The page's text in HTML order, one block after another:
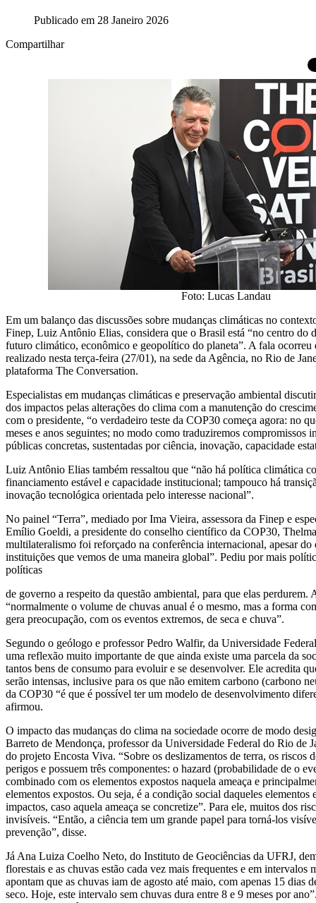
Publicado em 28 Janeiro 2026
Compartilhar
Foto: Lucas Landau
Em um balanço das discussões sobre mudanças climáticas no
Finep, Luiz Antônio Elias, considera que o Brasil está “no centro do
futuro climático, econômico e geopolítico do planeta”. A fala ocorreu
realizado nesta terça-feira (27/01), na sede da Agência, no Rio de
plataforma The Conversation.
Especialistas em mudanças climáticas e preservação ambiental
dos impactos pelas alterações do clima com a manutenção do
com o presidente, “o verdadeiro teste da COP30 começa agora: no
meses e anos seguintes; no modo como traduziremos compromissos
públicas concretas, sustentadas por ciência, inovação, capacidade
Luiz Antônio Elias também ressaltou que “não há política climática
financiamento estável e capacidade institucional; tampouco há
inovação tecnológica orientada pelo interesse nacional”.
No painel “Terra”, mediado por Ima Vieira, assessora da Finep e
Emílio Goeldi, a presidente do conselho científico da COP30,
multilateralismo foi reforçado na conferência internacional, apesar do
instituições que vemos de uma maneira global”. Pediu por mais
políticas
de governo a respeito da questão ambiental, para que elas perdurem.
“normalmente o volume de chuvas anual é o mesmo, mas a forma
gera preocupação, com os eventos extremos, de seca e chuva”.
Segundo o geólogo e professor Pedro Walfir, da Universidade
uma reflexão muito importante de que ainda existe uma parcela da
tantos bens de consumo para evoluir e se desenvolver. Ele acredita
serão intensas, inclusive para os que não emitem carbono (carbono
da COP30 “é que é possível ter um modelo de desenvolvimento
afirmou.
O impacto das mudanças do clima na sociedade ocorre de modo
Barreto de Mendonça, professor da Universidade Federal do Rio de
do projeto Encosta Viva. “Sobre os deslizamentos de terra, os riscos
perigos e possuem três componentes: o hazard (probabilidade de o
combinado com os elementos expostos naquela ameaça e
elementos expostos. Ou seja, é a condição social daqueles elementos
impactos, caso aquela ameaça se concretize”. Para ele, muitos dos
invisíveis. “Então, a ciência tem um grande papel para torná-los
prevenção”, disse.
Já Ana Luiza Coelho Neto, do Instituto de Geociências da UFRJ,
florestais e as chuvas estão cada vez mais frequentes e em intervalos
apontam que as chuvas iam de agosto até maio, com apenas 15 dias
seco. Hoje, este intervalo sem chuvas dura entre 8 e 9 meses por